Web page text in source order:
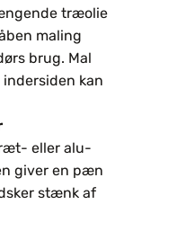
træolie
maling
brug. Mal
kan
eller alu-
giver en pæn
stænk af